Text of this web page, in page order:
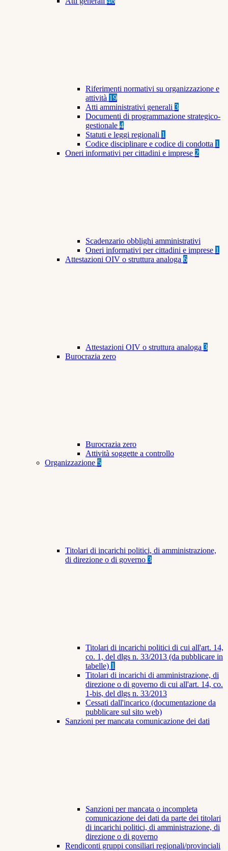
Riferimenti normativi su organizzazione e
attività 19
Atti amministrativi generali 3
Documenti di programmazione strategico-
gestionale 4
Statuti e leggi regionali 1
Codice disciplinare e codice di condotta 1
Oneri informativi per cittadini e imprese 2
Scadenzario obblighi amministrativi
Oneri informativi per cittadini e imprese 1
Attestazioni OIV o struttura analoga 6
Attestazioni OIV o struttura analoga 3
Burocrazia zero
Burocrazia zero
Attività soggette a controllo
Organizzazione 5
Titolari di incarichi politici, di amministrazione,
di direzione o di governo 3
Titolari di incarichi politici di cui all'art. 14,
co. 1, del dlgs n. 33/2013 (da pubblicare in
tabelle) 1
Titolari di incarichi di amministrazione, di
direzione o di governo di cui all'art. 14, co.
1-bis, del dlgs n. 33/2013
Cessati dall'incarico (documentazione da
pubblicare sul sito web)
Sanzioni per mancata comunicazione dei dati
Sanzioni per mancata o incompleta
comunicazione dei dati da parte dei titolari
di incarichi politici, di amministrazione, di
direzione o di governo
Rendiconti gruppi consiliari regionali/provinciali